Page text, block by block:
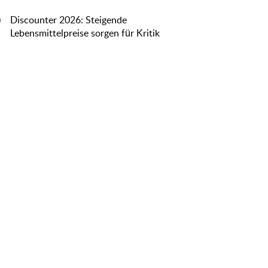
Discounter 2026: Steigende
Lebensmittelpreise sorgen für Kritik